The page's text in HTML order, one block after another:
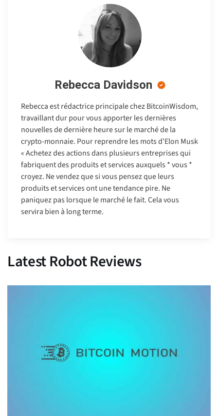
Rebecca Davidson
Rebecca est rédactrice principale chez BitcoinWisdom,
travaillant dur pour vous apporter les dernières
nouvelles de dernière heure sur le marché de la
crypto-monnaie. Pour reprendre les mots d'Elon Musk
« Achetez des actions dans plusieurs entreprises qui
fabriquent des produits et services auxquels * vous *
croyez. Ne vendez que si vous pensez que leurs
produits et services ont une tendance pire. Ne
paniquez pas lorsque le marché le fait. Cela vous
servira bien à long terme.
Latest Robot Reviews